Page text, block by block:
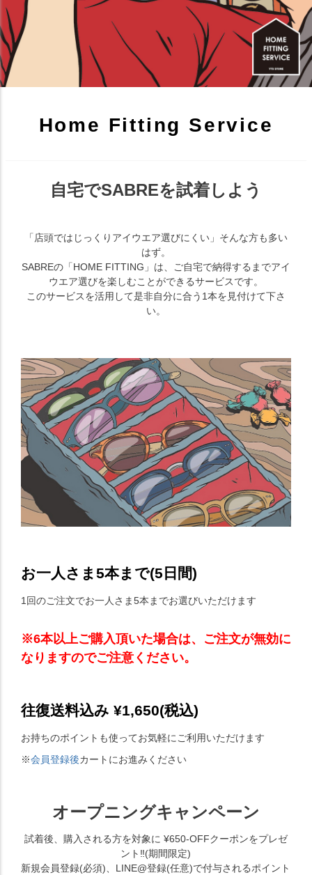
Home Fitting Service
自宅でSABREを試着しよう
「店頭ではじっくりアイウエア選びにくい」そんな方も多い
はず。
SABREの「HOME FITTING」は、ご自宅で納得するまでアイ
ウエア選びを楽しむことができるサービスです。
このサービスを活用して是非自分に合う1本を見付けて下さ
い。
お一人さま5本まで(5日間)
1回のご注文でお一人さま5本までお選びいただけます
※6本以上ご購入頂いた場合は、ご注文が無効に
なりますのでご注意ください。
往復送料込み ¥1,650(税込)
お持ちのポイントも使ってお気軽にご利用いただけます
※会員登録後カートにお進みください
オープニングキャンペーン
試着後、購入される方を対象に ¥650-OFFクーポンをプレゼ
ント‼︎(期間限定)
新規会員登録(必須)、LINE@登録(任意)で付与されるポイント